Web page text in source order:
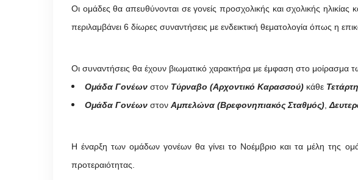
Οι ομάδες θα απευθύνονται σε γονείς προσχολικής και σχολικής
περιλαμβάνει 6 δίωρες συναντήσεις με ενδεικτική θεματολογία όπως η
Οι συναντήσεις θα έχουν βιωματικό χαρακτήρα με έμφαση στο μοίρασμα
Ομάδα Γονέων στον Τύρναβο (Αρχοντικό Καρασσού) κάθε
Ομάδα Γονέων στον Αμπελώνα (Βρεφονηπιακός Σταθμός) ,
Η έναρξη των ομάδων γονέων θα γίνει το Νοέμβριο και τα μέλη της
προτεραιότητας.